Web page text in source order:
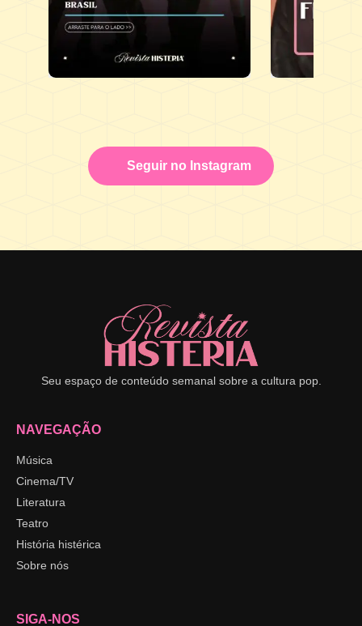
Seguir no Instagram
Seu espaço de conteúdo semanal sobre a cultura pop.
NAVEGAÇÃO
Música
Cinema/TV
Literatura
Teatro
História histérica
Sobre nós
SIGA-NOS